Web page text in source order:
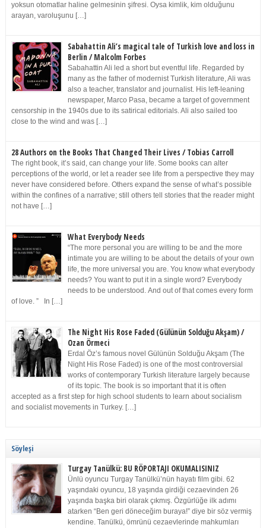
yoksun otomatlar haline gelmesinin şifresi. Oysa kimlik, kim olduğunu
arayan, varoluşunu […]
Sabahattin Ali’s magical tale of Turkish love and loss in
Berlin / Malcolm Forbes
Sabahattin Ali led a short but eventful life. Regarded by
many as the father of modernist Turkish literature, Ali was
also a teacher, translator and journalist. His left-leaning
newspaper, Marco Pasa, became a target of government
censorship in the 1940s due to its satirical editorials. Ali also sailed too
close to the wind and was […]
28 Authors on the Books That Changed Their Lives / Tobias Carroll
The right book, it’s said, can change your life. Some books can alter
perceptions of the world, or let a reader see life from a perspective they may
never have considered before. Others expand the sense of what’s possible
within the confines of a narrative; still others tell stories that the reader might
not have […]
What Everybody Needs
“The more personal you are willing to be and the more
intimate you are willing to be about the details of your own
life, the more universal you are. You know what everybody
needs? You want to put it in a single word? Everybody
needs to be understood. And out of that comes every form
of love. ” In […]
The Night His Rose Faded (Gülünün Solduğu Akşam) /
Ozan Örmeci
Erdal Öz’s famous novel Gülünün Solduğu Akşam (The
Night His Rose Faded) is one of the most controversial
works of contemporary Turkish literature largely because
of its topic. The book is so important that it is often
accepted as a first step for high school students to learn about socialism
and socialist movements in Turkey. […]
Söyleşi
Turgay Tanülkü: BU RÖPORTAJI OKUMALISINIZ
Ünlü oyuncu Turgay Tanülkü’nün hayatı film gibi. 62
yaşındaki oyuncu, 18 yaşında girdiği cezaevinden 26
yaşında başka biri olarak çıkmış. Özgürlüğe ilk adımı
atarken “Ben geri döneceğim buraya!” diye bir söz vermiş
kendine. Tanülkü, ömrünü cezaevlerinde mahkumları